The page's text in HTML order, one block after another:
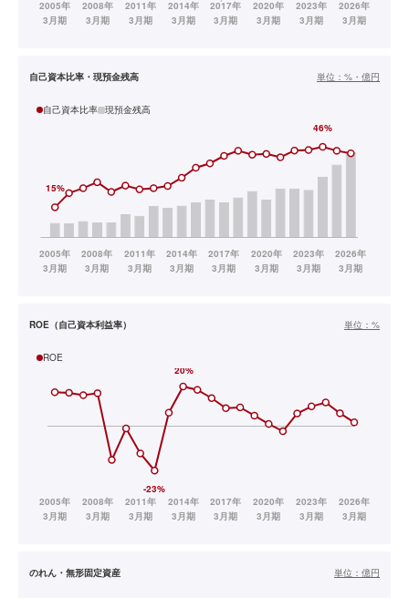
自己資本比率・現預金残高 単位： %・億円
自己資本比率 現預金残高
ROE（自己資本利益率） 単位： %
ROE
のれん・無形固定資産 単位： 億円